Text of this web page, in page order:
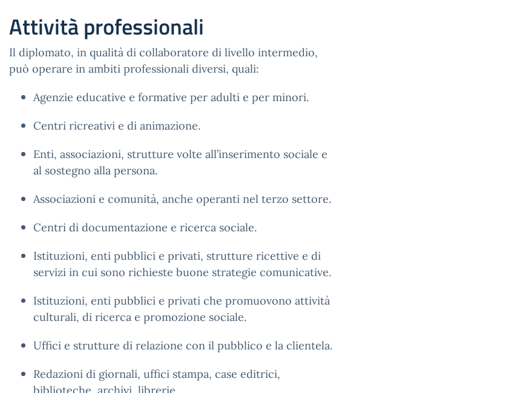
Attività professionali
Il diplomato, in qualità di collaboratore di livello intermedio,
può operare in ambiti professionali diversi, quali:
Agenzie educative e formative per adulti e per minori.
Centri ricreativi e di animazione.
Enti, associazioni, strutture volte all’inserimento sociale e
al sostegno alla persona.
Associazioni e comunità, anche operanti nel terzo settore.
Centri di documentazione e ricerca sociale.
Istituzioni, enti pubblici e privati, strutture ricettive e di
servizi in cui sono richieste buone strategie comunicative.
Istituzioni, enti pubblici e privati che promuovono attività
culturali, di ricerca e promozione sociale.
Uffici e strutture di relazione con il pubblico e la clientela.
Redazioni di giornali, uffici stampa, case editrici,